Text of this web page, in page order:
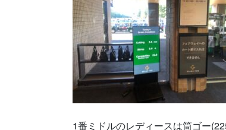
1番ミドルのレディースは筒ゴー